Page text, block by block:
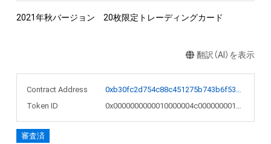
2021年秋バージョン　20枚限定トレーディングカード
翻訳（AI）を表示
Contract Address
0xb30fc2d754c88c451275b743b6f530f19f643683
Token ID
0x0000000000010000004c000000001638
審査済